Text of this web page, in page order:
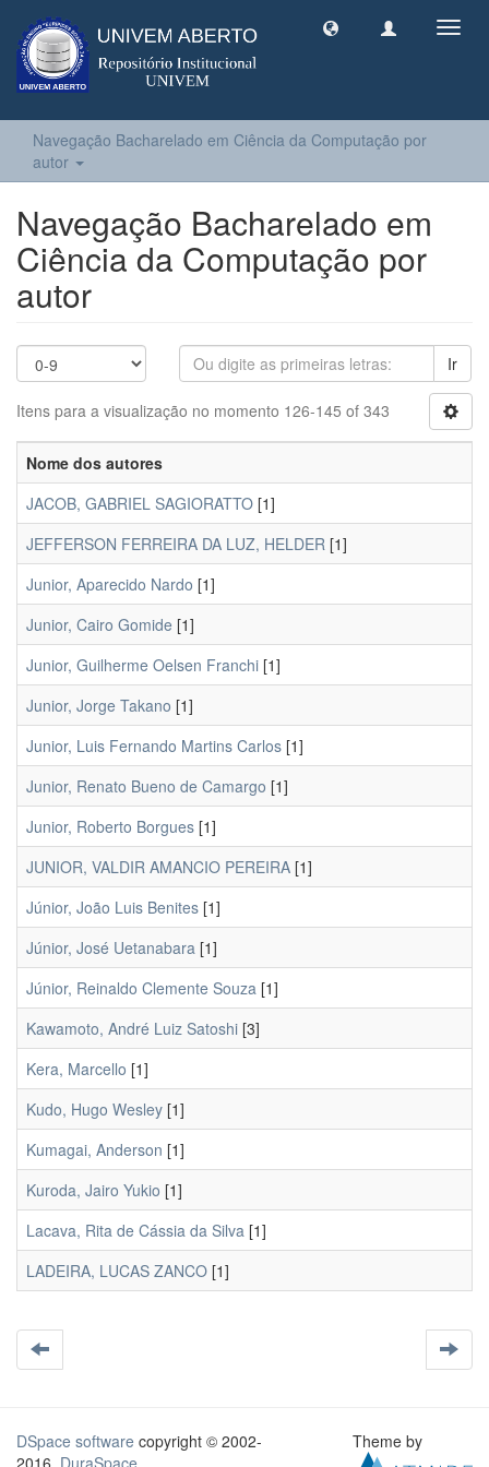
Navegação Bacharelado em Ciência da Computação por
autor
Navegação Bacharelado em
Ciência da Computação por
autor
Ir
Itens para a visualização no momento 126-145 of 343
Nome dos autores
JACOB, GABRIEL SAGIORATTO [1]
JEFFERSON FERREIRA DA LUZ, HELDER [1]
Junior, Aparecido Nardo [1]
Junior, Cairo Gomide [1]
Junior, Guilherme Oelsen Franchi [1]
Junior, Jorge Takano [1]
Junior, Luis Fernando Martins Carlos [1]
Junior, Renato Bueno de Camargo [1]
Junior, Roberto Borgues [1]
JUNIOR, VALDIR AMANCIO PEREIRA [1]
Júnior, João Luis Benites [1]
Júnior, José Uetanabara [1]
Júnior, Reinaldo Clemente Souza [1]
Kawamoto, André Luiz Satoshi [3]
Kera, Marcello [1]
Kudo, Hugo Wesley [1]
Kumagai, Anderson [1]
Kuroda, Jairo Yukio [1]
Lacava, Rita de Cássia da Silva [1]
LADEIRA, LUCAS ZANCO [1]
DSpace software copyright © 2002-
2016 DuraSpace
Theme by